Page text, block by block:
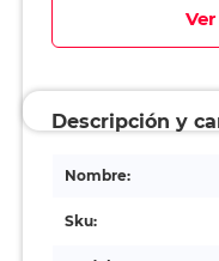
Descripción y
Nombre:
Sku: